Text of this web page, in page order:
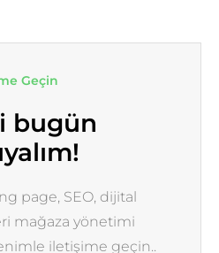
Geçin
bugün
page, SEO, dijital
mağaza yönetimi
iletişime geçin..